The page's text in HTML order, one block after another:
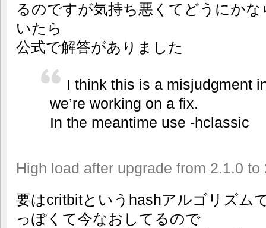
るのですが気持ち悪くてどうにか
いたら
公式で解答がありました
I think this is a misjudgment
we’re working on a fix.
In the meantime use -hclassic
High load after upgrade from 2.1.0 to
要はcritbitというhashアルゴリズム
っぽくて今なおしてるので